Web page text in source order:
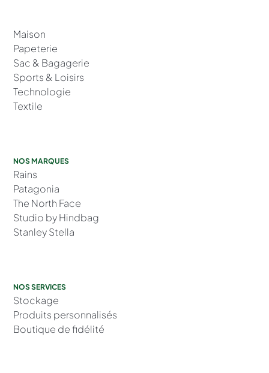
Maison
Papeterie
Sac & Bagagerie
Sports & Loisirs
Technologie
Textile
NOS MARQUES
Rains
Patagonia
The North Face
Studio by Hindbag
Stanley Stella
NOS SERVICES
Stockage
Produits personnalisés
Boutique de fidélité